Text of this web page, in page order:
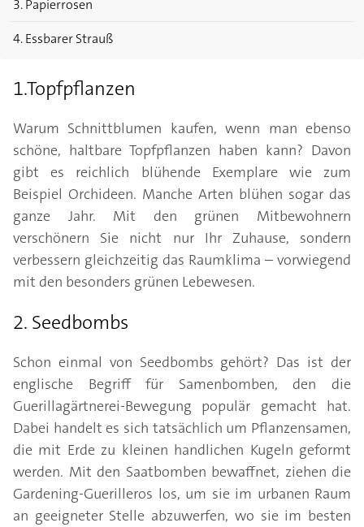
3. Papierrosen
4. Essbarer Strauß
1.Topfpflanzen
Warum Schnittblumen kaufen, wenn man ebenso
schöne, haltbare Topfpflanzen haben kann? Davon
gibt es reichlich blühende Exemplare wie zum
Beispiel Orchideen. Manche Arten blühen sogar das
ganze Jahr. Mit den grünen Mitbewohnern
verschönern Sie nicht nur Ihr Zuhause, sondern
verbessern gleichzeitig das Raumklima – vorwiegend
mit den besonders grünen Lebewesen.
2. Seedbombs
Schon einmal von Seedbombs gehört? Das ist der
englische Begriff für Samenbomben, den die
Guerillagärtnerei-Bewegung populär gemacht hat.
Dabei handelt es sich tatsächlich um Pflanzensamen,
die mit Erde zu kleinen handlichen Kugeln geformt
werden. Mit den Saatbomben bewaffnet, ziehen die
Gardening-Guerilleros los, um sie im urbanen Raum
an geeigneter Stelle abzuwerfen, wo sie im besten